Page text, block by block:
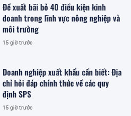
Đề xuất bãi bỏ 40 điều kiện kinh
doanh trong lĩnh vực nông nghiệp và
môi trường
15 giờ trước
Doanh nghiệp xuất khẩu cần biết: Địa
chỉ hỏi đáp chính thức về các quy
định SPS
15 giờ trước